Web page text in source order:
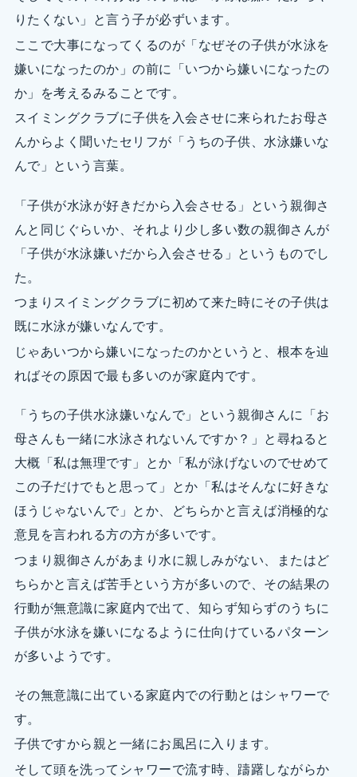
りたくない」と言う子が必ずいます。
ここで大事になってくるのが「なぜその子供が水泳を
嫌いになったのか」の前に「いつから嫌いになったの
か」を考えるみることです。
スイミングクラブに子供を入会させに来られたお母さ
んからよく聞いたセリフが「うちの子供、水泳嫌いな
んで」という言葉。
「子供が水泳が好きだから入会させる」という親御さ
んと同じぐらいか、それより少し多い数の親御さんが
「子供が水泳嫌いだから入会させる」というものでし
た。
つまりスイミングクラブに初めて来た時にその子供は
既に水泳が嫌いなんです。
じゃあいつから嫌いになったのかというと、根本を辿
ればその原因で最も多いのが家庭内です。
「うちの子供水泳嫌いなんで」という親御さんに「お
母さんも一緒に水泳されないんですか？」と尋ねると
大概「私は無理です」とか「私が泳げないのでせめて
この子だけでもと思って」とか「私はそんなに好きな
ほうじゃないんで」とか、どちらかと言えば消極的な
意見を言われる方の方が多いです。
つまり親御さんがあまり水に親しみがない、またはど
ちらかと言えば苦手という方が多いので、その結果の
行動が無意識に家庭内で出て、知らず知らずのうちに
子供が水泳を嫌いになるように仕向けているパターン
が多いようです。
その無意識に出ている家庭内での行動とはシャワーで
す。
子供ですから親と一緒にお風呂に入ります。
そして頭を洗ってシャワーで流す時、躊躇しながらか